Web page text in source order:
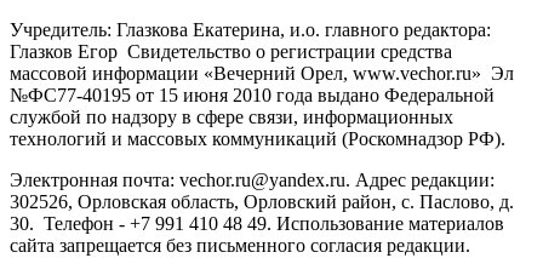
Учредитель: Глазкова Екатерина, и.о. главного редактора:
Глазков Егор Свидетельство о регистрации средства
массовой информации «Вечерний Орел, www.vechor.ru» Эл
№ФС77-40195 от 15 июня 2010 года выдано Федеральной
службой по надзору в сфере связи, информационных
технологий и массовых коммуникаций (Роскомнадзор РФ).
Электронная почта: vechor.ru@yandex.ru. Адрес редакции:
302526, Орловская область, Орловский район, с. Паслово, д.
30. Телефон - +7 991 410 48 49. Использование материалов
сайта запрещается без письменного согласия редакции.